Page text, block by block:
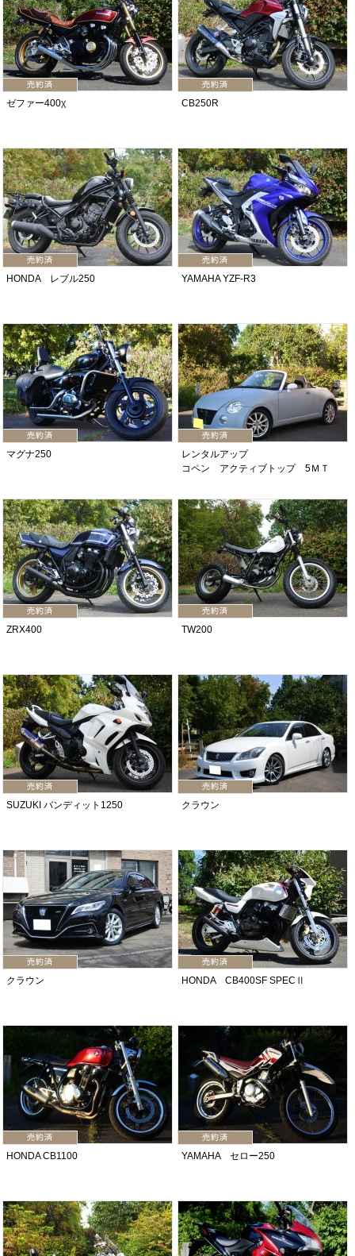
ゼファー400χ CB250R
HONDA レブル250 YAMAHA YZF-R3
マグナ250
レンタルアップ
コペン アクティブトップ 5ＭＴ
ZRX400 TW200
SUZUKI バンディット1250 クラウン
クラウン HONDA CB400SF SPECⅡ
HONDA CB1100 YAMAHA セロー250